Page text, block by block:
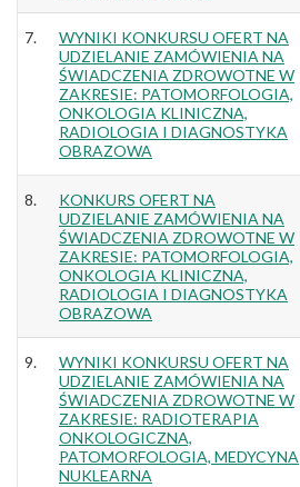
7.
WYNIKI KONKURSU OFERT NA
UDZIELANIE ZAMÓWIENIA NA
ŚWIADCZENIA ZDROWOTNE W
ZAKRESIE: PATOMORFOLOGIA,
ONKOLOGIA KLINICZNA,
RADIOLOGIA I DIAGNOSTYKA
OBRAZOWA
8.
KONKURS OFERT NA
UDZIELANIE ZAMÓWIENIA NA
ŚWIADCZENIA ZDROWOTNE W
ZAKRESIE: PATOMORFOLOGIA,
ONKOLOGIA KLINICZNA,
RADIOLOGIA I DIAGNOSTYKA
OBRAZOWA
9.
WYNIKI KONKURSU OFERT NA
UDZIELANIE ZAMÓWIENIA NA
ŚWIADCZENIA ZDROWOTNE W
ZAKRESIE: RADIOTERAPIA
ONKOLOGICZNA,
PATOMORFOLOGIA, MEDYCYNA
NUKLEARNA